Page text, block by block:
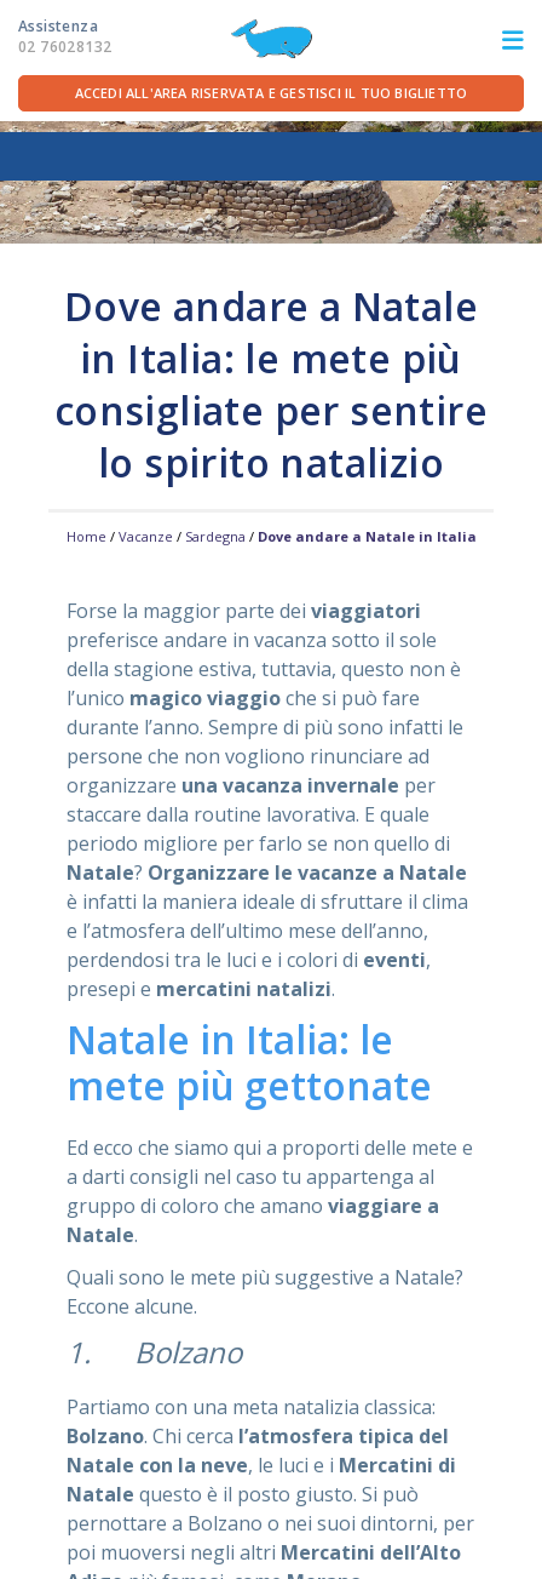
Assistenza
02 76028132
ITA FRA DEU ENG
LE ROTTE
OFFERTE TRAGHETTI
PER LA PARTENZA
SERVIZI A BORDO
AssistenzaOnline
Assistenza02 76028132
ACCEDI ALL'AREA RISERVATA E GESTISCI IL TUO BIGLIETTO
Dove andare a Natale
in Italia: le mete più
consigliate per sentire
lo spirito natalizio
Home / Vacanze / Sardegna / Dove andare a Natale in Italia
Forse la maggior parte dei viaggiatori
preferisce andare in vacanza sotto il sole
della stagione estiva, tuttavia, questo non è
l’unico magico viaggioche si può fare
durante l’anno. Sempre di più sono infatti le
persone che non vogliono rinunciare ad
organizzare una vacanza invernale per
staccare dalla routine lavorativa. E quale
periodo migliore per farlo se non quello di
Natale? Organizzare le vacanze a Natale
è infatti la maniera ideale di sfruttare il clima
e l’atmosfera dell’ultimo mese dell’anno,
perdendosi tra le luci e i colori di eventi,
presepi e mercatini natalizi.
Natale in Italia: le
mete più gettonate
Ed ecco che siamo qui a proporti delle mete e
a darti consigli nel caso tu appartenga al
gruppo di coloro che amano viaggiare a
Natale.
Quali sono le mete più suggestive a Natale?
Eccone alcune.
1. Bolzano
Partiamo con una meta natalizia classica:
Bolzano. Chi cerca l’atmosfera tipica del
Natale con la neve, le luci e i Mercatini di
Natale questo è il posto giusto. Si può
pernottare a Bolzano o nei suoi dintorni, per
poi muoversi negli altri Mercatini dell’Alto